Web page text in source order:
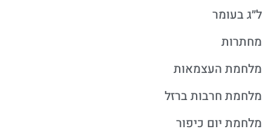
ל״ג בעומר
מחתרות
מלחמת העצמאות
מלחמת חרבות ברזל
מלחמת יום כיפור